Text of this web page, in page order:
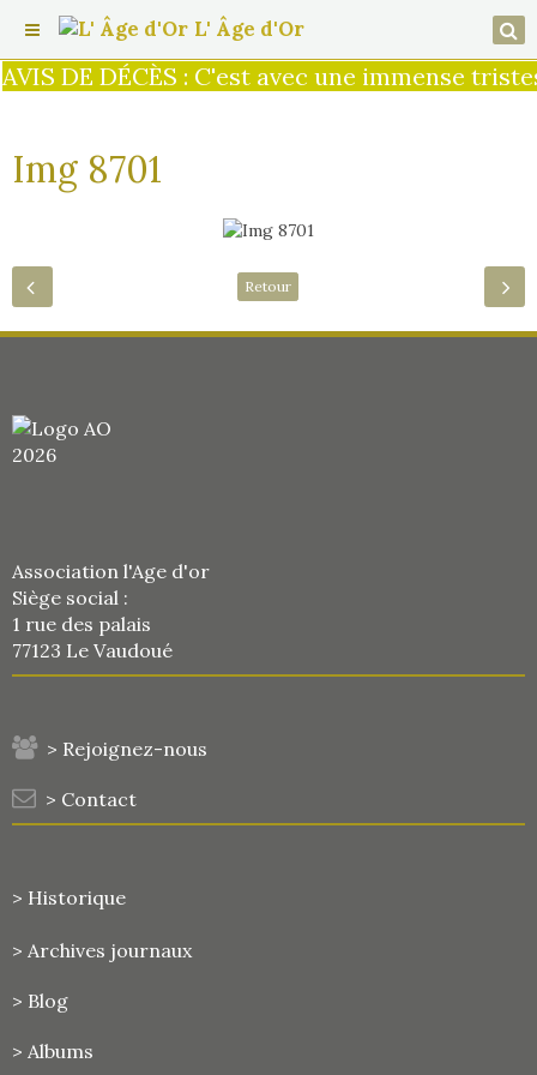
DE DÉCÈS : C'est avec une immense
L' Âge d'Or
Img 8701
Retour
Association l'Age d'or
Siège social :
1 rue des palais
77123 Le Vaudoué
> Rejoignez-nous
> Contact
> Historique
> Archives journaux
> Blog
> Albums